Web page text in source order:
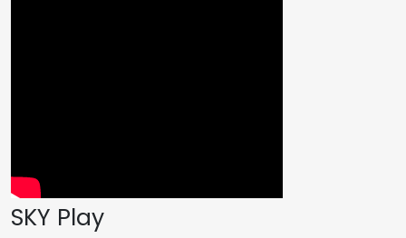
SKY Play